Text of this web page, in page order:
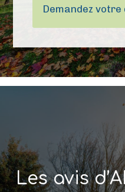
Demandez votre
Les avis